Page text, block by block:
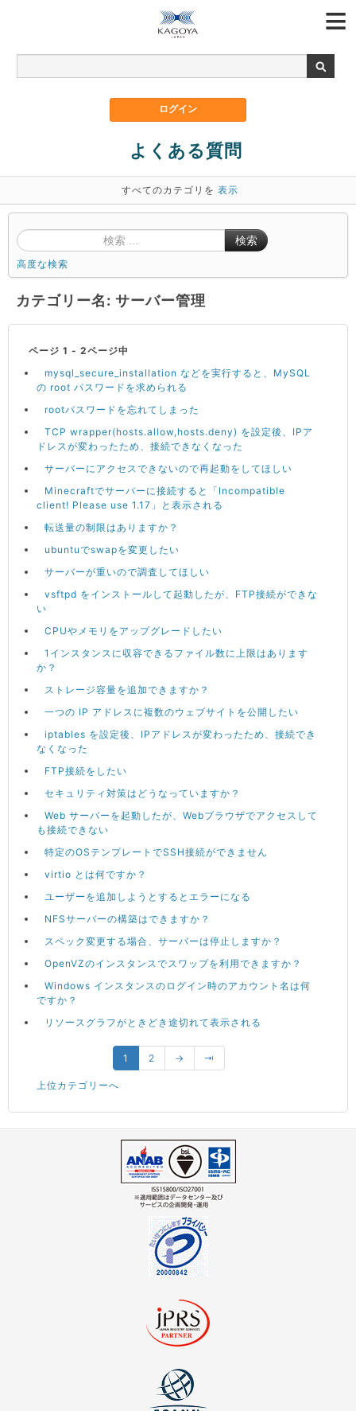
よくある質問
すべてのカテゴリを 表示
検索
高度な検索
カテゴリー名: サーバー管理
ページ 1 - 2ページ中
mysql_secure_installation などを実行すると、MySQL
の root パスワードを求められる
rootパスワードを忘れてしまった
TCP wrapper(hosts.allow,hosts.deny) を設定後、IPア
ドレスが変わったため、接続できなくなった
サーバーにアクセスできないので再起動をしてほしい
Minecraftでサーバーに接続すると「Incompatible
client! Please use 1.17」と表示される
転送量の制限はありますか？
ubuntuでswapを変更したい
サーバーが重いので調査してほしい
vsftpd をインストールして起動したが、FTP接続ができな
い
CPUやメモリをアップグレードしたい
1インスタンスに収容できるファイル数に上限はあります
か？
ストレージ容量を追加できますか？
一つの IP アドレスに複数のウェブサイトを公開したい
iptables を設定後、IPアドレスが変わったため、接続でき
なくなった
FTP接続をしたい
セキュリティ対策はどうなっていますか？
Web サーバーを起動したが、Webブラウザでアクセスして
も接続できない
特定のOSテンプレートでSSH接続ができません
virtio とは何ですか？
ユーザーを追加しようとするとエラーになる
NFSサーバーの構築はできますか？
スペック変更する場合、サーバーは停止しますか？
OpenVZのインスタンスでスワップを利用できますか？
Windows インスタンスのログイン時のアカウント名は何
ですか？
リソースグラフがときどき途切れて表示される
1 2 → ⇥
上位カテゴリーへ